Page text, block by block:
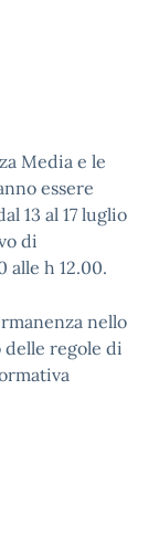
Media e le
essere
13 al 17 luglio
di
alle h 12.00.
nello
regole di